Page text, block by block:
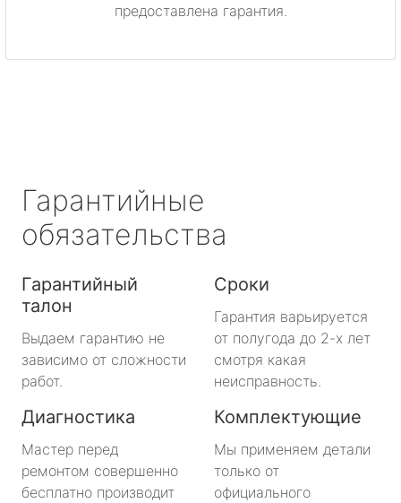
предоставлена гарантия.
Гарантийные
обязательства
Гарантийный
талон
Выдаем гарантию не
зависимо от сложности
работ.
Сроки
Гарантия варьируется
от полугода до 2-х лет
смотря какая
неисправность.
Диагностика
Мастер перед
ремонтом совершенно
бесплатно производит
Комплектующие
Мы применяем детали
только от
официального